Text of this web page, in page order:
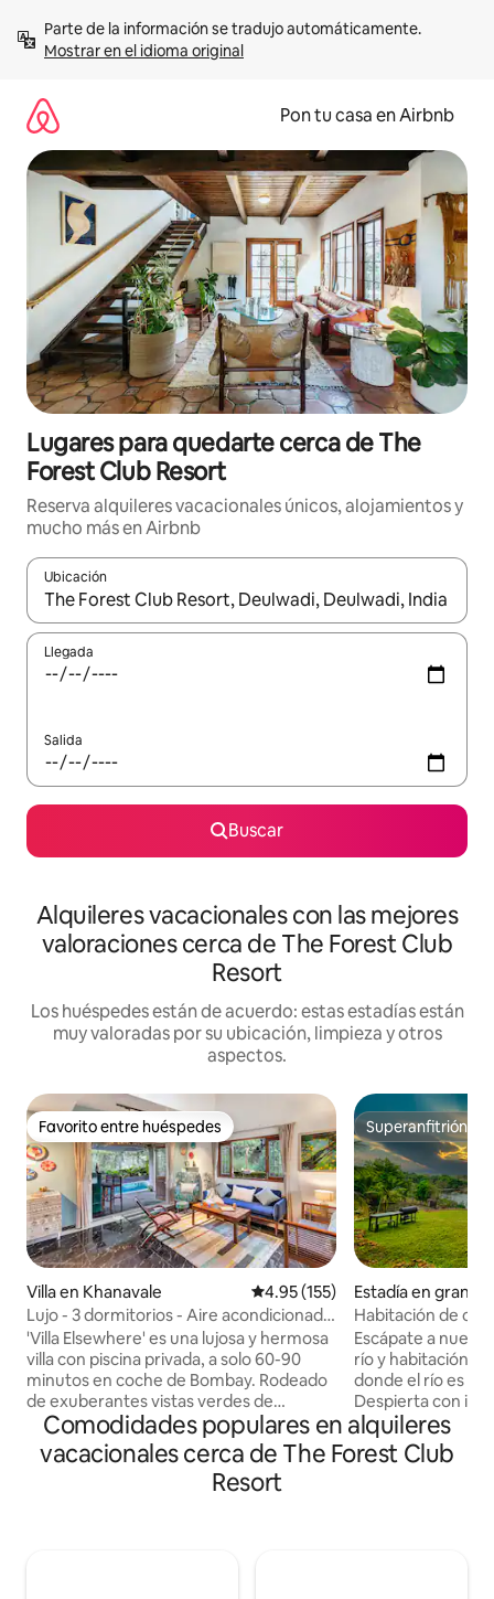
contenidoMostrar en el idioma original
Pon tu casa en Airbnb
Lugares para quedarte cerca de The
Forest Club Resort
Reserva alquileres vacacionales únicos, alojamientos y
mucho más en Airbnb
Ubicación
Cuando los resultados estén disponibles, navega con las
Llegada
Salida
Buscar
Alquileres vacacionales con las mejores
valoraciones cerca de The Forest Club
Resort
Los huéspedes están de acuerdo: estas estadías están
muy valoradas por su ubicación, limpieza y otros
aspectos.
Favorito entre huéspedes
Favorito entre huéspedes
Villa en Khanavale Calificación promedio: 4.95 de
4.95 (155)
Lujo - 3 dormitorios - Aire acondicionado
- Villa con piscina - en Panvel
'Villa Elsewhere' es una lujosa y hermosa
villa con piscina privada, a solo 60-90
minutos en coche de Bombay. Rodeado
de exuberantes vistas verdes de
campos, colinas y sonidos de la
naturaleza. La villa tiene 3 dormitorios
con aire acondicionado en suite, una
gran sala de estar con aire
Superanfitrión
Superanfitrión
Estadía en granja
Habitación de
Escápate a
río y habitación
donde el río es
Despierta con
desde nuestra
separada de la
sobre el agua.
Comodidades populares en alquileres
vacacionales cerca de The Forest Club
Resort